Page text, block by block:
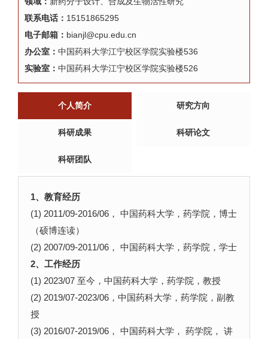
联系电话： 15151865295
电子邮箱： bianjl@cpu.edu.cn
办公室： 中国药科大学江宁校区学院实验楼536
实验室： 中国药科大学江宁校区学院实验楼526
个人简介 研究方向
科研成果 科研论文
科研团队
1、教育经历
(1) 2011/09-2016/06， 中国药科大学，药学院，博士
（硕博连读）
(2) 2007/09-2011/06， 中国药科大学，药学院，学士
2、工作经历
(1) 2023/07 至今，中国药科大学，药学院，教授
(2) 2019/07-2023/06，中国药科大学，药学院，副教
授
(3) 2016/07-2019/06， 中国药科大学， 药学院， 讲